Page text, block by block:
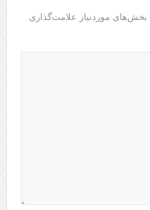
بخش‌های موردنیاز علامت‌گذاری